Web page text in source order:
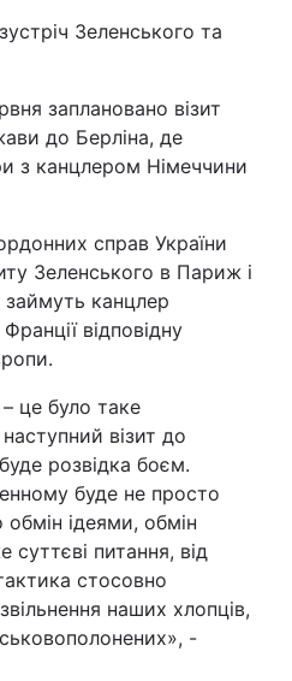
Зеленського та
заплановано візит
до Берліна, де
з канцлером Німеччини
справ України
Зеленського в Париж і
канцлер
відповідну
це було таке
візит до
розвідка боєм.
буде не просто
ідеями, обмін
суттєві питання, від
стосовно
наших хлопців,
-